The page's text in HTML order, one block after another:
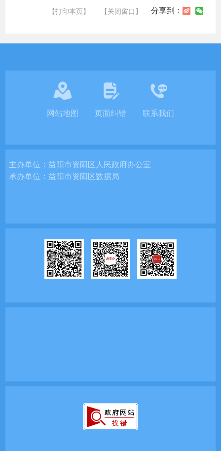
【打印本页】 【关闭窗口】 分享到：
网站地图 页面纠错 联系我们
主办单位：益阳市资阳区人民政府办公室
承办单位：益阳市资阳区数据局